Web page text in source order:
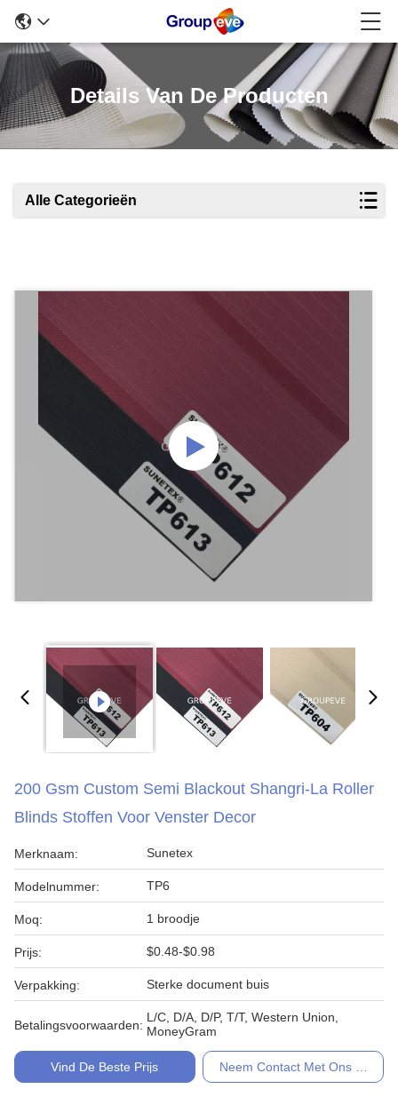
Details Van De Producten
Alle Categorieën
200 Gsm Custom Semi Blackout Shangri-La Roller
Blinds Stoffen Voor Venster Decor
Merknaam: Sunetex
Modelnummer: TP6
Moq: 1 broodje
Prijs: $0.48-$0.98
Verpakking: Sterke document buis
Betalingsvoorwaarden:
L/C, D/A, D/P, T/T, Western Union,
MoneyGram
Vind De Beste Prijs Neem Contact Met Ons Op